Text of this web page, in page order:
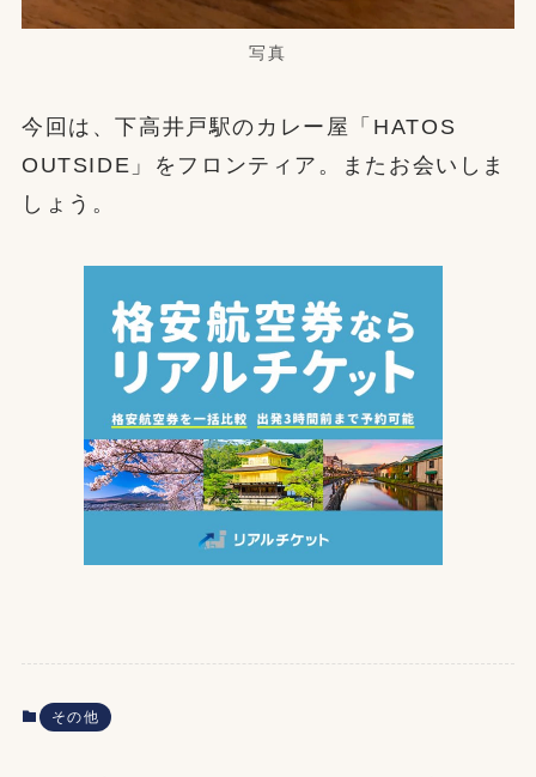
写真
今回は、下高井戸駅のカレー屋「HATOS
OUTSIDE」をフロンティア。またお会いしま
しょう。
その他